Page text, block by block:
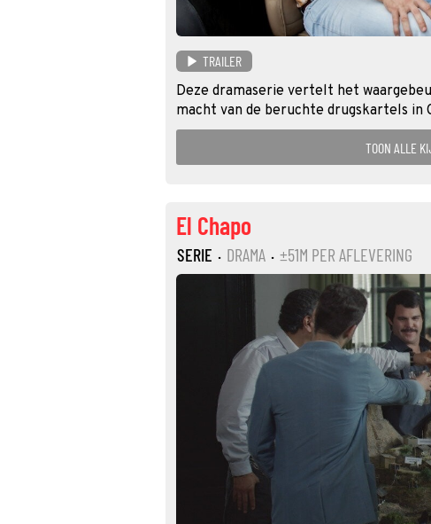
TRAILER
Deze dramaserie vertelt het
macht van de beruchte drugskartels in
TOON ALLE
El Chapo
SERIE · DRAMA · ±51M PER AFLEVERING